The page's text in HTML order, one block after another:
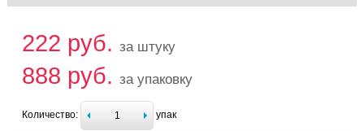
222 руб. за штуку
888 руб. за упаковку
Количество: упак